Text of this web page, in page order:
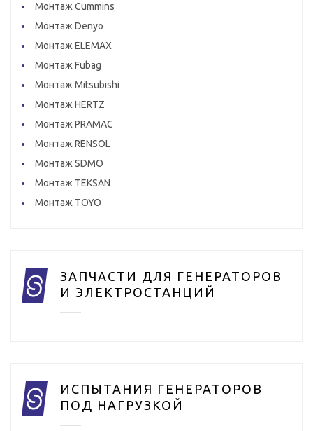
Монтаж Cummins
Монтаж Denyo
Монтаж ELEMAX
Монтаж Fubag
Монтаж Mitsubishi
Монтаж HERTZ
Монтаж PRAMAC
Монтаж RENSOL
Монтаж SDMO
Монтаж TEKSAN
Монтаж TOYO
ЗАПЧАСТИ ДЛЯ ГЕНЕРАТОРОВ
И ЭЛЕКТРОСТАНЦИЙ
ИСПЫТАНИЯ ГЕНЕРАТОРОВ
ПОД НАГРУЗКОЙ